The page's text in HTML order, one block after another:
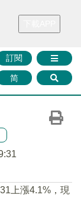
華證券 媒體矩陣
訂閱
简
上漲4.1%，現